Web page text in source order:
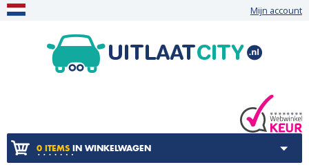
Mijn account
0 ITEMS IN WINKELWAGEN